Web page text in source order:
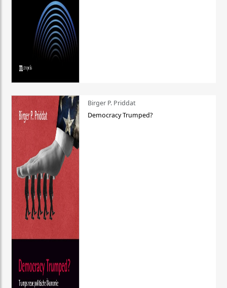
Birger P. Priddat
Democracy Trumped?